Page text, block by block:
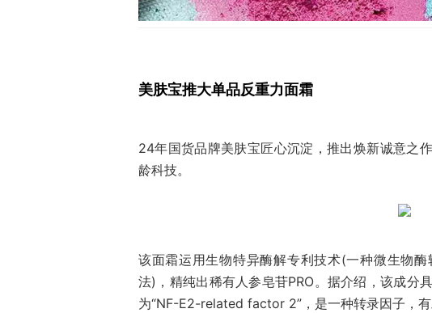
美肤宝推大单品反重力面霜
24年国货品牌美肤宝匠心沉淀，推出焕新诚意
龄科技。
该面霜运用生物特异酶解专利技术(一种微生物
法)，精纯出稀有人参皂苷PRO。据介绍，该成分
为“NF-E2-related factor 2”，是一种转录因子，有